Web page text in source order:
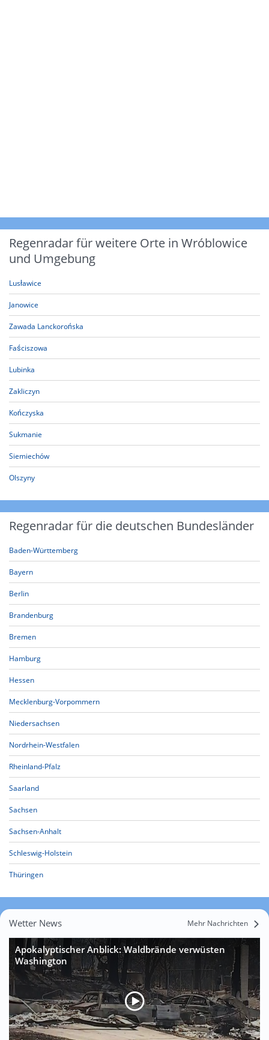
Regenradar für weitere Orte in Wróblowice
und Umgebung
Lusławice
Janowice
Zawada Lanckorońska
Faściszowa
Lubinka
Zakliczyn
Kończyska
Sukmanie
Siemiechów
Olszyny
Regenradar für die deutschen Bundesländer
Baden-Württemberg
Bayern
Berlin
Brandenburg
Bremen
Hamburg
Hessen
Mecklenburg-Vorpommern
Niedersachsen
Nordrhein-Westfalen
Rheinland-Pfalz
Saarland
Sachsen
Sachsen-Anhalt
Schleswig-Holstein
Thüringen
Wetter News Mehr Nachrichten
Apokalyptischer Anblick: Waldbrände verwüsten
Washington